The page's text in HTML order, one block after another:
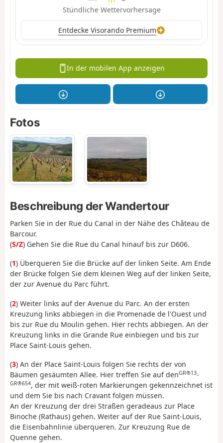
Stündliche Wettervorhersage
Entdecke Visorando Premium
In der mobilen App anzeigen
Fotos
Beschreibung der Wandertour
Parken Sie in der Rue du Canal in der Nähe des Château de
Barcour.
(S/Z) Gehen Sie die Rue du Canal hinauf bis zur D606.
(1) Überqueren Sie die Brücke auf der linken Seite. Am Ende
der Brücke folgen Sie dem kleinen Weg auf der linken Seite,
der zur Avenue du Parc führt.
(2) Weiter links auf der Avenue du Parc. An der ersten
Kreuzung links abbiegen in die Promenade de l'Ouest und
bis zur Rue du Moulin gehen. Hier rechts abbiegen. An der
Kreuzung links in die Grande Rue einbiegen und bis zur
Place Saint-Louis gehen.
(3) An der Place Saint-Louis folgen Sie rechts der von
Bäumen gesäumten Allee. Hier treffen Sie auf denGR®13-
GR®654, der mit weiß-roten Markierungen gekennzeichnet ist
und dem Sie bis nach Cravant folgen müssen.
An der Kreuzung der drei Straßen geradeaus zur Place
Binoche (Rathaus) gehen. Weiter auf der Rue Saint-Louis,
die Eisenbahnlinie überqueren. Zur Kreuzung Rue de
Quenne gehen.